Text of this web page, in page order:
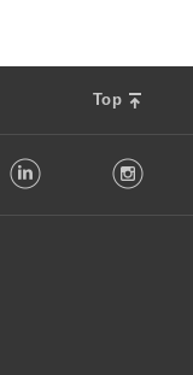
Top
LinkedIn